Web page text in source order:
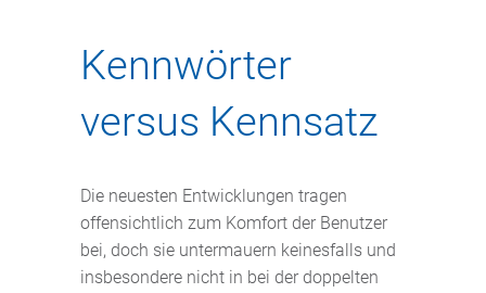
Kennwörter
versus Kennsatz
Die neuesten Entwicklungen tragen
offensichtlich zum Komfort der Benutzer
bei, doch sie untermauern keinesfalls und
insbesondere nicht in bei der doppelten